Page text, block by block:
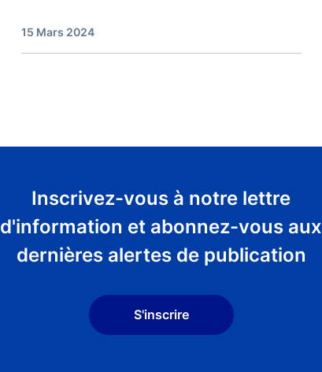
15 Mars 2024
Inscrivez-vous à notre lettre
d'information et abonnez-vous aux
dernières alertes de publication
S'inscrire